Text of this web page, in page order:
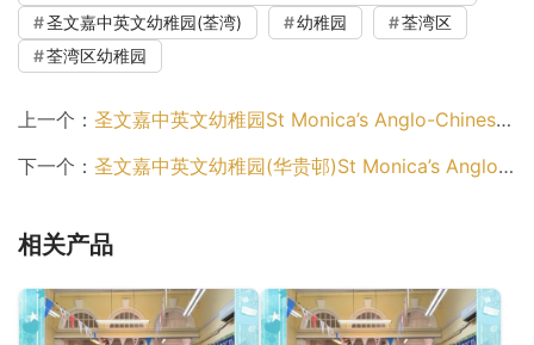
圣文嘉中英文幼稚园(荃湾)
幼稚园
荃湾区
荃湾区幼稚园
上一个： 圣文嘉中英文幼稚园St Monica’s Anglo-Chinese Kindergarten（南区幼稚园）
下一个： 圣文嘉中英文幼稚园(华贵邨)St Monica’s Anglo-Chinese Kindergarten (Wah Kwai Estate)（南区幼稚园）
相关产品